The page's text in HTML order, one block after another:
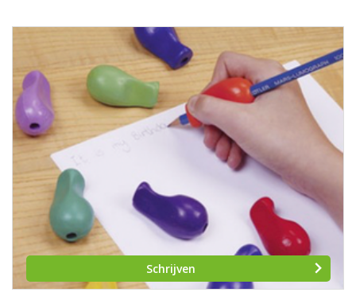
Schrijven